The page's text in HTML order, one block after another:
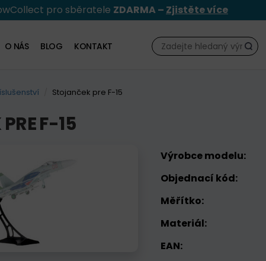
pro sběratele ZDARMA – Zjistěte více
Hledat
O NÁS BLOG KONTAKT
Stojanček pre F-15
F-15
Výrobce modelu:
Objednací kód:
Měřítko:
Materiál:
EAN: